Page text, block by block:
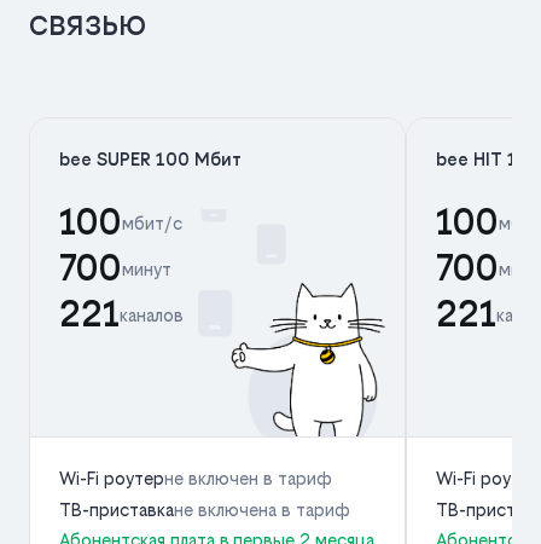
связью
bee SUPER 100 Мбит
100мбит/с
700минут
221каналов
Wi-Fi роутерне включен в тариф
ТВ-приставкане включена в тариф
bee HIT
100
700
221
Wi-Fi роутер
ТВ-